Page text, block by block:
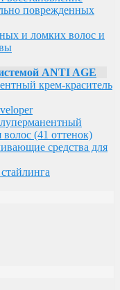
/
краска
PERMANENT /
LIGHTENING /
/ Обесцвечивающий
поврежденных
и ломких волос и
ANTI AGE
крем-краситель
волос (41 оттенок)
средства для